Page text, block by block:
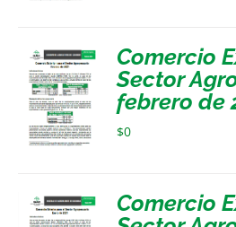
Comercio
Sector
febrero de
$0
Comercio